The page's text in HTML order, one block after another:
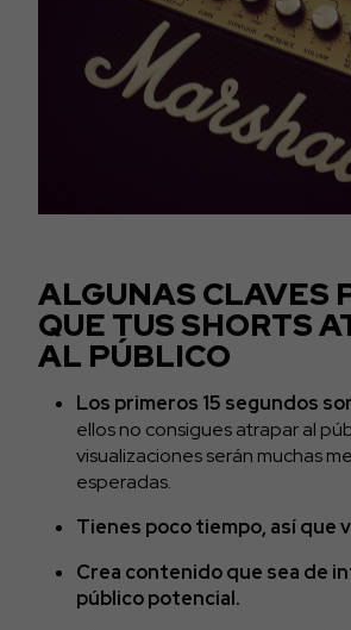
ALGUNAS CLAVES
QUE TUS SHORTS
AL PÚBLICO
Los primeros 15 segundos
ellos no consigues atrapar al
visualizaciones serán muchas
esperadas.
Tienes poco tiempo, así que
Crea contenido que sea de
público potencial.